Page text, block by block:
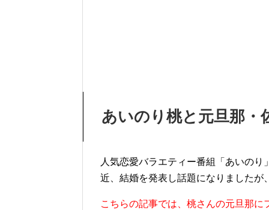
あいのり桃と元旦那・
人気恋愛バラエティー番組「あいの
近、結婚を発表し話題になりましたが
こちらの記事では、桃さんの元旦那に